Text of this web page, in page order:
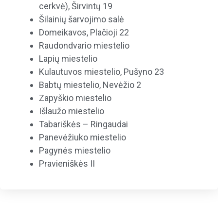
cerkvė), Širvintų 19
Šilainių šarvojimo salė
Domeikavos, Plačioji 22
Raudondvario miestelio
Lapių miestelio
Kulautuvos miestelio, Pušyno 23
Babtų miestelio, Nevėžio 2
Zapyškio miestelio
Išlaužo miestelio
Tabariškės – Ringaudai
Panevėžiuko miestelio
Pagynės miestelio
Pravieniškės II